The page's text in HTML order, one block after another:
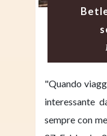
"Quando
interessante
sempre con